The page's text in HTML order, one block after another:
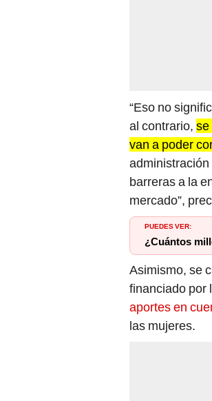
“Eso no
al contrario, se
van a poder
administración
barreras a la
mercado”,
PUEDES VER:
¿Cuántos
Asimismo, se
financiado por
aportes en
las mujeres.